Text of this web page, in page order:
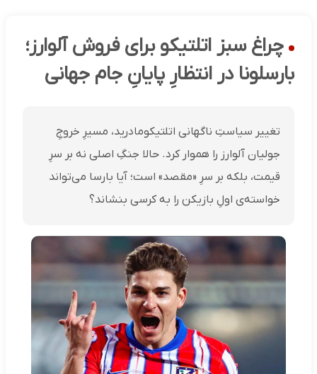
چراغ سبز اتلتیکو برای فروش آلوارز؛
بارسلونا در انتظارِ پایانِ جام جهانی
تغییر سیاستِ ناگهانی اتلتیکومادرید، مسیرِ خروجِ
جولیان آلوارز را هموار کرد. حالا جنگِ اصلی نه بر سرِ
قیمت، بلکه بر سرِ «مقصد» است؛ آیا بارسا می‌تواند
خواسته‌ی اولِ بازیکن را به کرسی بنشاند؟